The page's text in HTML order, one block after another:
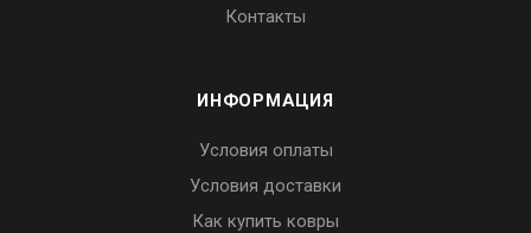
Контакты
ИНФОРМАЦИЯ
Условия оплаты
Условия доставки
Как купить ковры